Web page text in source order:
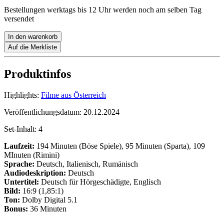
Bestellungen werktags bis 12 Uhr werden noch am selben Tag
versendet
In den warenkorb
Auf die Merkliste
Produktinfos
Highlights: Filme aus Österreich
Veröffentlichungsdatum: 20.12.2024
Set-Inhalt: 4
Laufzeit: 194 Minuten (Böse Spiele), 95 Minuten (Sparta), 109
MInuten (Rimini)
Sprache: Deutsch, Italienisch, Rumänisch
Audiodeskription: Deutsch
Untertitel: Deutsch für Hörgeschädigte, Englisch
Bild: 16:9 (1,85:1)
Ton: Dolby Digital 5.1
Bonus: 36 Minuten